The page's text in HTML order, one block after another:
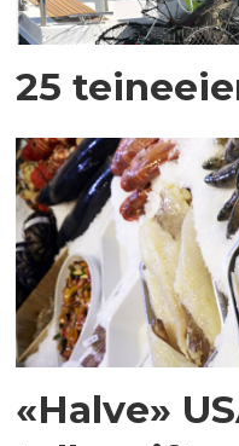
25
«Halve»